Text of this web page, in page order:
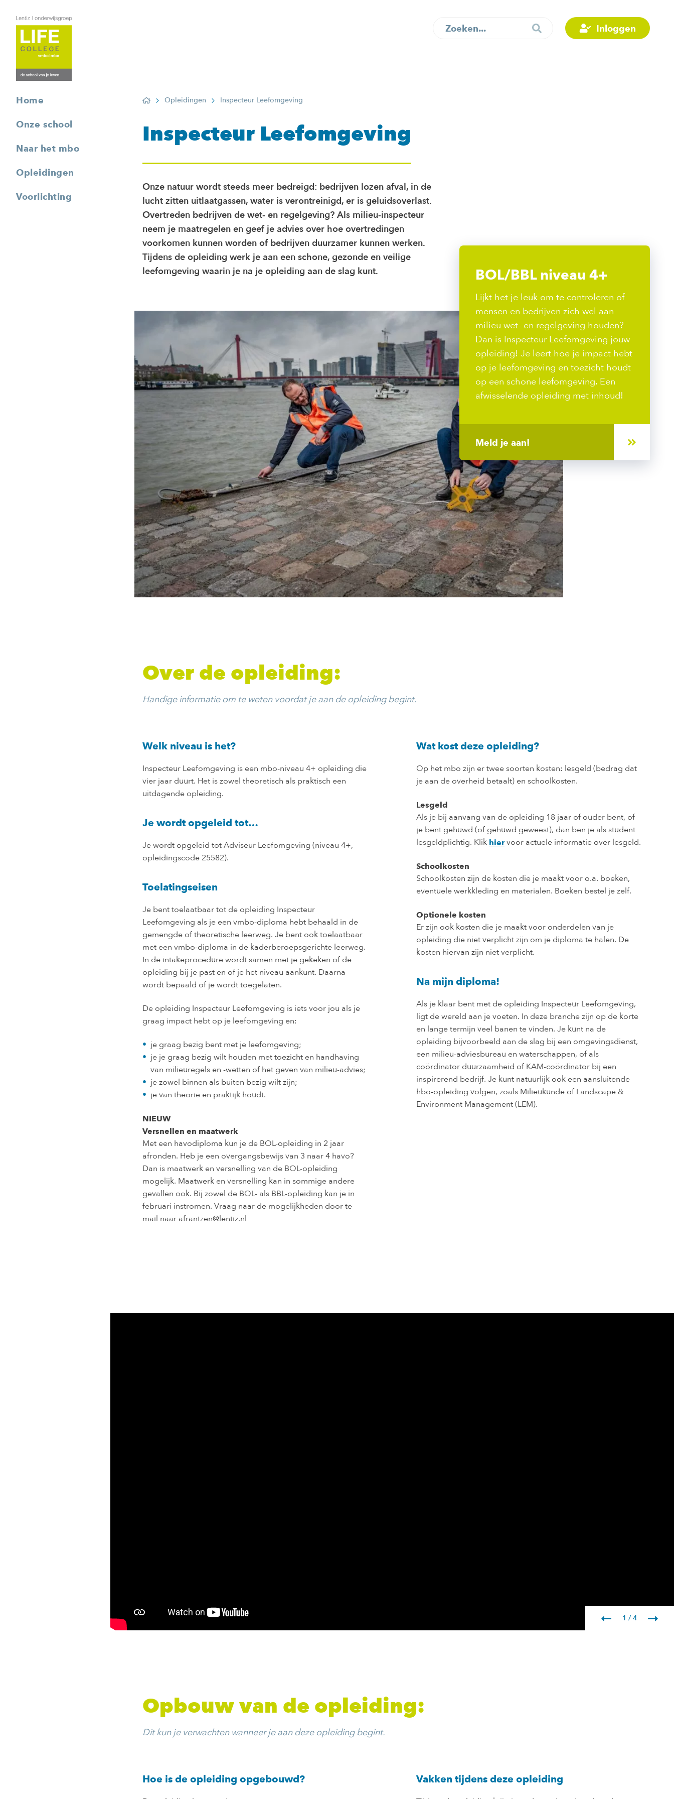
Inloggen
Home
Onze school
Naar het mbo
Opleidingen
Voorlichting
HomeOpleidingen Inspecteur Leefomgeving
Inspecteur Leefomgeving
Onze natuur wordt steeds meer bedreigd: bedrijven lozen afval, in de
lucht zitten uitlaatgassen, water is verontreinigd, er is geluidsoverlast.
Overtreden bedrijven de wet- en regelgeving? Als milieu-inspecteur
neem je maatregelen en geef je advies over hoe overtredingen
voorkomen kunnen worden of bedrijven duurzamer kunnen werken.
Tijdens de opleiding werk je aan een schone, gezonde en veilige
leefomgeving waarin je na je opleiding aan de slag kunt.
BOL/BBL niveau 4+
Lijkt het je leuk om te controleren of
mensen en bedrijven zich wel aan
milieu wet- en regelgeving houden?
Dan is Inspecteur Leefomgeving jouw
opleiding! Je leert hoe je impact hebt
op je leefomgeving en toezicht houdt
op een schone leefomgeving. Een
afwisselende opleiding met inhoud!
Meld je aan!
Over de opleiding:
Handige informatie om te weten voordat je aan de opleiding begint.
Welk niveau is het?
Inspecteur Leefomgeving is een mbo-niveau 4+ opleiding die
vier jaar duurt. Het is zowel theoretisch als praktisch een
uitdagende opleiding.
Je wordt opgeleid tot…
Je wordt opgeleid tot Adviseur Leefomgeving (niveau 4+,
opleidingscode 25582).
Toelatingseisen
Je bent toelaatbaar tot de opleiding Inspecteur
Leefomgeving als je een vmbo-diploma hebt behaald in de
gemengde of theoretische leerweg. Je bent ook toelaatbaar
met een vmbo-diploma in de kaderberoepsgerichte leerweg.
In de intakeprocedure wordt samen met je gekeken of de
opleiding bij je past en of je het niveau aankunt. Daarna
wordt bepaald of je wordt toegelaten.
De opleiding Inspecteur Leefomgeving is iets voor jou als je
graag impact hebt op je leefomgeving en:
je graag bezig bent met je leefomgeving;
je je graag bezig wilt houden met toezicht en handhaving
van milieuregels en -wetten of het geven van milieu-advies;
je zowel binnen als buiten bezig wilt zijn;
je van theorie en praktijk houdt.
NIEUW
Versnellen en maatwerk
Met een havodiploma kun je de BOL-opleiding in 2 jaar
afronden. Heb je een overgangsbewijs van 3 naar 4 havo?
Dan is maatwerk en versnelling van de BOL-opleiding
mogelijk. Maatwerk en versnelling kan in sommige andere
gevallen ook. Bij zowel de BOL- als BBL-opleiding kan je in
februari instromen. Vraag naar de mogelijkheden door te
mail naar afrantzen@lentiz.nl
Wat kost deze opleiding?
Op het mbo zijn er twee soorten kosten: lesgeld (bedrag dat
je aan de overheid betaalt) en schoolkosten.
Lesgeld
Als je bij aanvang van de opleiding 18 jaar of ouder bent, of
je bent gehuwd (of gehuwd geweest), dan ben je als student
lesgeldplichtig. Klik hiervoor actuele informatie over lesgeld.
Schoolkosten
Schoolkosten zijn de kosten die je maakt voor o.a. boeken,
eventuele werkkleding en materialen. Boeken bestel je zelf.
Optionele kosten
Er zijn ook kosten die je maakt voor onderdelen van je
opleiding die niet verplicht zijn om je diploma te halen. De
kosten hiervan zijn niet verplicht.
Na mijn diploma!
Als je klaar bent met de opleiding Inspecteur Leefomgeving,
ligt de wereld aan je voeten. In deze branche zijn op de korte
en lange termijn veel banen te vinden. Je kunt na de
opleiding bijvoorbeeld aan de slag bij een omgevingsdienst,
een milieu-adviesbureau en waterschappen, of als
coördinator duurzaamheid of KAM-coördinator bij een
inspirerend bedrijf. Je kunt natuurlijk ook een aansluitende
hbo-opleiding volgen, zoals Milieukunde of Landscape &
Environment Management (LEM).
1 / 4
Opbouw van de opleiding:
Dit kun je verwachten wanneer je aan deze opleiding begint.
Hoe is de opleiding opgebouwd? Vakken tijdens deze opleiding